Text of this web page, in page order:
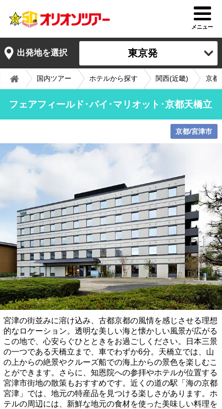
メニュー
出発地を選択 東京発
国内ツアー ホテルから探す 関西(近畿) 京都
フェアフィールド･バイ･マリオット･京都天橋立
京都/宮津市
宮津の街並みに溶け込み、古都京都の風情を感じさせる理想
的なロケーション。透明な美しい海と懐かしい風景が広がる
この地で、心安らぐひとときをお過ごしください。日本三景
の一つである天橋立まで、車でわずか6分。天橋立では、山
の上からの絶景やクルーズ船での海上からの景色を楽しむこ
とができます。さらに、知恩院への参拝やホテルが位置する
宮津市街地の散策もおすすめです。近くの道の駅「海の京都
宮津」では、地元の特産品を見つける楽しさがあります。ホ
テルの周辺には、新鮮な地元の食材を使った美味しい料理を